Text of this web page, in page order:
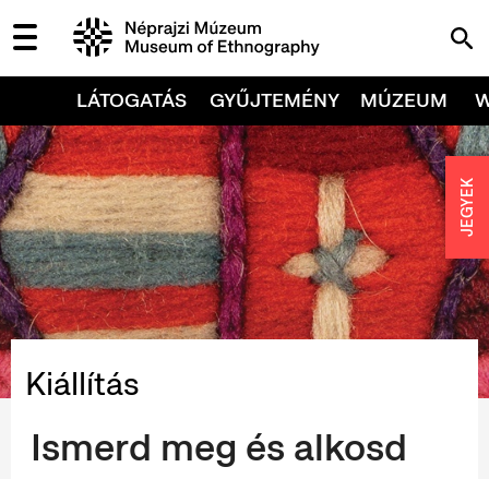
LÁTOGATÁS GYŰJTEMÉNY MÚZEUM
Kiállítás
Ismerd meg és alkosd
JEGYEK